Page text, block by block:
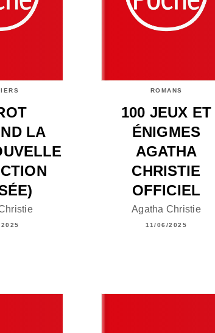
LA
ROMANS
100 JEUX ET
ÉNIGMES
AGATHA
CHRISTIE
OFFICIEL
Agatha Christie
11/06/2025